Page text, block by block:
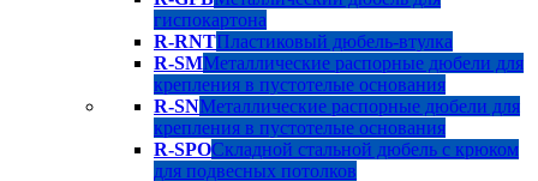
гиспокартона
R-RNTПластиковый дюбель-втулка
R-SMМеталлические распорные дюбели для
крепления в пустотелые основания
R-SNМеталлические распорные дюбели для
крепления в пустотелые основания
R-SPOСкладной стальной дюбель с крюком
для подвесных потолков